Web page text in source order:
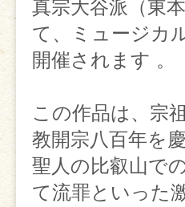
真宗大谷派（東
て、ミュージカ
開催されます 。
この作品は、宗
教開宗八百年を
聖人の 比叡山で
て流罪といった